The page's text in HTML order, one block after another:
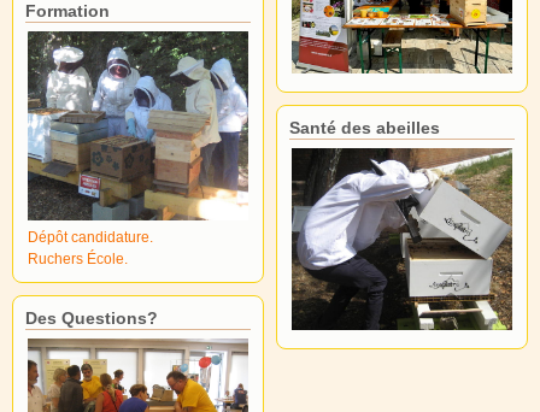
Formation
Dépôt candidature.
Ruchers École.
Des Questions?
Santé des abeilles